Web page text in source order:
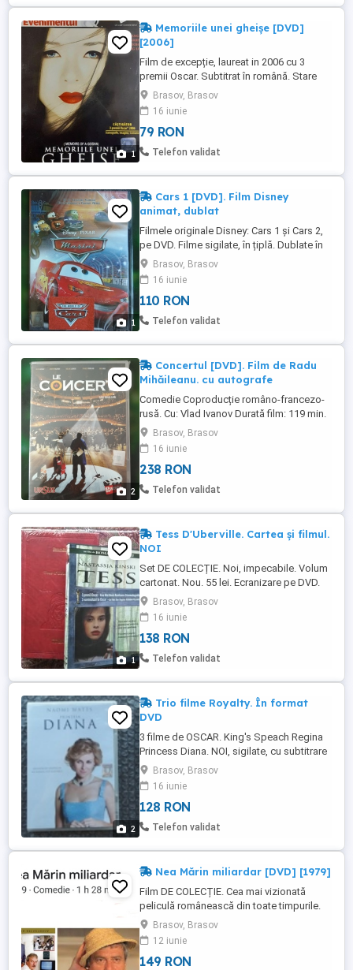
1
Memoriile unei gheișe [DVD]
[2006]
Film de excepție, laureat in 2006 cu 3
premii Oscar. Subtitrat în română. Stare
DVD: impecabil; NOU, țiplat. Trimit colet în
țară. Mulțumesc
Brasov, Brasov
16 iunie
79 RON
Telefon validat
1
Cars 1 [DVD]. Film Disney
animat, dublat
Filmele originale Disney: Cars 1 și Cars 2,
pe DVD. Filme sigilate, în țiplă. Dublate în
română. Trimit colet în țară Mulțumesc
Brasov, Brasov
16 iunie
110 RON
Telefon validat
2
Concertul [DVD]. Film de Radu
Mihăileanu. cu autografe
Comedie Coproducție româno-francezo-
rusă. Cu: Vlad Ivanov Durată film: 119 min.
Trimit colet în țară. Mulțumesc
Brasov, Brasov
16 iunie
238 RON
Telefon validat
1
Tess D'Uberville. Cartea și filmul.
NOI
Set DE COLECȚIE. Noi, impecabile. Volum
cartonat. Nou. 55 lei. Ecranizare pe DVD.
Cu subtitrare în română. DVD nou, țiplat.
85 lei. Trimit colet în țară. Mulțumesc
Brasov, Brasov
16 iunie
138 RON
Telefon validat
2
Trio filme Royalty. În format
DVD
3 filme de OSCAR. King's Speach Regina
Princess Diana. NOI, sigilate, cu subtitrare
în română; Trimit colet în țară. Mulțumesc
Brasov, Brasov
16 iunie
128 RON
Telefon validat
Nea Mărin miliardar [DVD] [1979]
Film DE COLECȚIE. Cea mai vizionată
peliculă românească din toate timpurile.
Recenzii și detalii inedite despre film: la
pozele anunțului. DVD nou, sigilat.
Sugestie de CADOU pt. un colecționar de
filme. Trimit colet în țară. Mulțumesc
Brasov, Brasov
12 iunie
149 RON